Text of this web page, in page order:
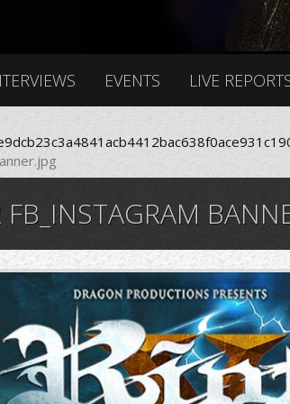
EVENTS LIVE